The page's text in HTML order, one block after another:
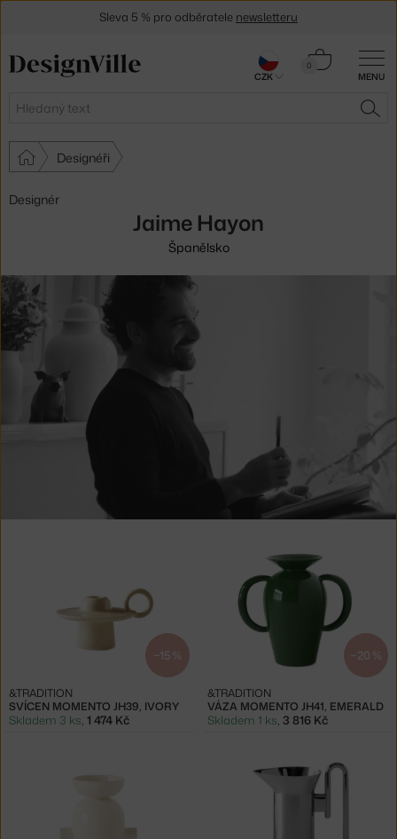
MENU
Hledat
0
Košík
Designéři
Designér
Jaime Hayon
Španělsko
−15 %
SVÍCEN MOMENTO JH39, IVORY
&TRADITION
Skladem 3 ks, 1 474 Kč
−20 %
VÁZA MOMENTO JH41, EMERALD
&TRADITION
Skladem 1 ks, 3 816 Kč
Sleva 5 % pro odběratele newsletteru
CZK